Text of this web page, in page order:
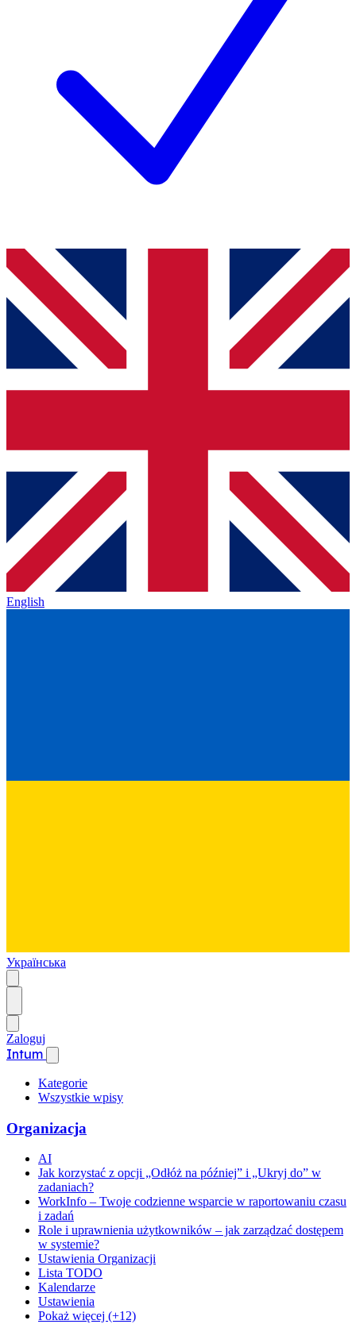
English
Українська
Zaloguj
Intum
Kategorie
Wszystkie wpisy
Organizacja
AI
Jak korzystać z opcji „Odłóż na później” i „Ukryj do” w
zadaniach?
WorkInfo – Twoje codzienne wsparcie w raportowaniu czasu
i zadań
Role i uprawnienia użytkowników – jak zarządzać dostępem
w systemie?
Ustawienia Organizacji
Lista TODO
Kalendarze
Ustawienia
Pokaż więcej (+12)